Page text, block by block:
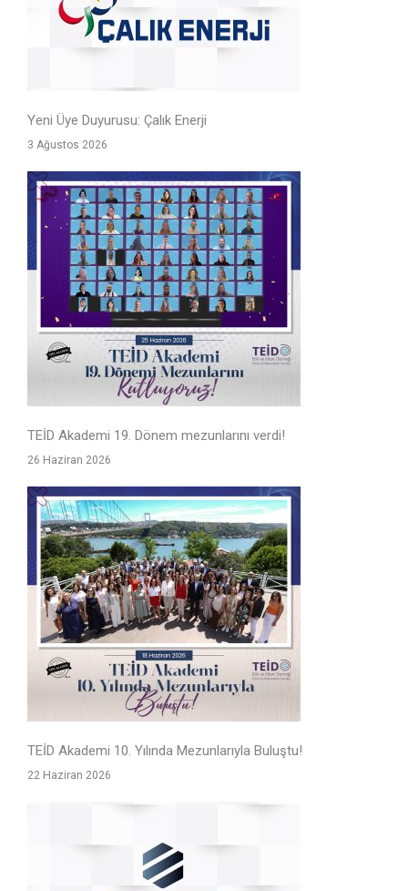
Yeni Üye Duyurusu: Çalık Enerji
3 Ağustos 2026
TEİD Akademi 19. Dönem mezunlarını verdi!
26 Haziran 2026
TEİD Akademi 10. Yılında Mezunlarıyla Buluştu!
22 Haziran 2026